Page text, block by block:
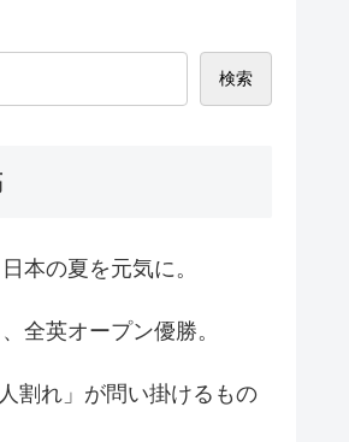
検索
本の夏を元気に。
全英オープン優勝。
割れ」が問い掛けるもの